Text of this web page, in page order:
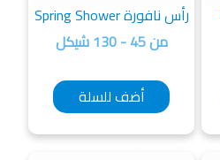
رأس نافورة Spring Shower
من 45 - 130 شيكل
أضف للسلة